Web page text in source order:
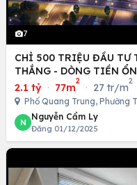
7
CHỈ 500 TRIỆU ĐẦU TƯ
THẮNG - DÒNG TIỀN
2.1 tỷ · 77m
2
· 27 tr/m
2
Phố Quang Trung, Phường
N
Nguyễn Cẩm Ly
Đăng 01/12/2025